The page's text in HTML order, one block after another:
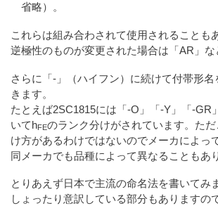
省略）。
これらは組み合わされて使用されることも
逆極性のものが変更された場合は「AR」な
さらに「‐」（ハイフン）に続けて付帯形
きます。
たとえば2SC1815には「-O」「-Y」「-GR
いてhFEのランク分けがされています。た
け方があるわけではないのでメーカによっ
同メーカでも品種によって異なることもあ
とりあえず日本で主流の命名法を書いてみ
しょったり意訳している部分もありますの